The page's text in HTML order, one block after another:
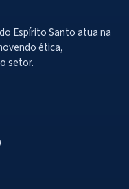
Espírito Santo atua na
ética,
setor.